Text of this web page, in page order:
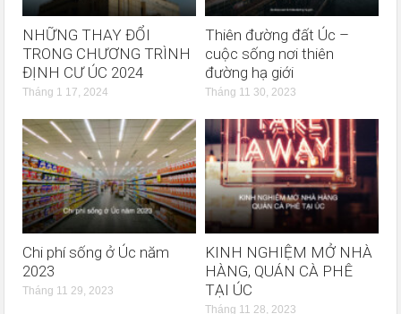
NHỮNG THAY ĐỔI
TRONG CHƯƠNG TRÌNH
ĐỊNH CƯ ÚC 2024
Tháng 1 17, 2024
Thiên đường đất Úc –
cuộc sống nơi thiên
đường hạ giới
Tháng 11 30, 2023
Chi phí sống ở Úc năm
2023
Tháng 11 29, 2023
KINH NGHIỆM MỞ NHÀ
HÀNG, QUÁN CÀ PHÊ
TẠI ÚC
Tháng 11 28, 2023